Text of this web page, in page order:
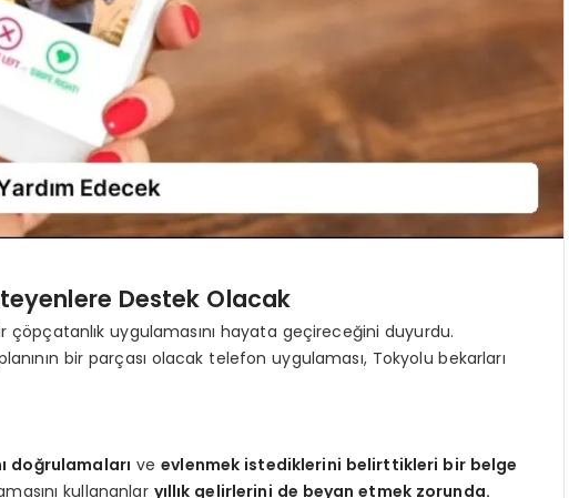
Destek Olacak
uygulamasını hayata geçireceğini duyurdu.
bir parçası olacak telefon uygulaması, Tokyolu bekarları
doğrulamaları veevlenmek istediklerini belirttikleri bir belge
kullananlar yıllık gelirlerini de beyan etmek zorunda.